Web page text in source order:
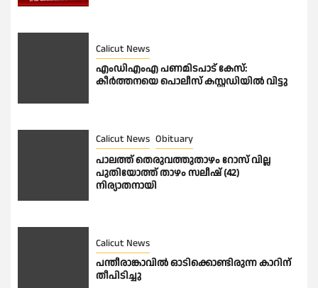
Calicut News
എംഡിഎംഎ പണമിടപാട് കേസ്:
കീർത്തനയെ പൊലീസ് കസ്റ്റഡിയിൽ വിട്ടു
Calicut News Obituary
പാലത്ത് തെരുവത്തുതാഴം റോസ് വില്ല
പുതിയോത്ത് താഴം സലീഷ് (42)
നിര്യാതനായി
Calicut News
പന്തീരാങ്കാവിൽ ഓടിക്കൊണ്ടിരുന്ന കാറിന്
തീപിടിച്ചു